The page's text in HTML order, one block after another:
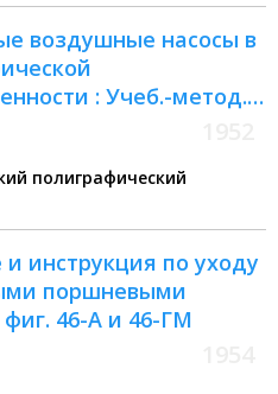
воздушные насосы в
: Учеб.-метод.
для учащихся
брошюровочного,
д) фотомех
полиграфический
инструкция по уходу
поршневыми
46-А и 46-ГМ